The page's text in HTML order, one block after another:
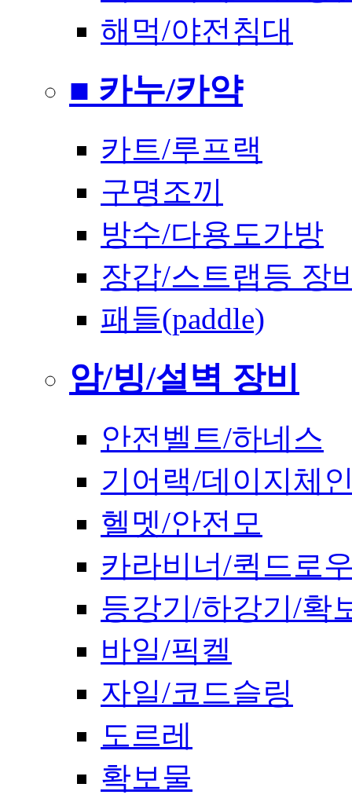
해먹/야전침대
■ 카누/카약
카트/루프랙
구명조끼
방수/다용도가방
장갑/스트랩등 장
패들(paddle)
암/빙/설벽 장비
안전벨트/하네스
기어랙/데이지체
헬멧/안전모
카라비너/퀵드로
등강기/하강기/확
바일/픽켈
자일/코드슬링
도르레
확보물